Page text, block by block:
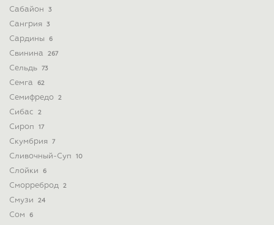
Сабайон 3
Сангрия 3
Сардины 6
Свинина 267
Сельдь 73
Семга 62
Семифредо 2
Сибас 2
Сироп 17
Скумбрия 7
Сливочный-Суп 10
Слойки 6
Сморреброд 2
Смузи 24
Сом 6